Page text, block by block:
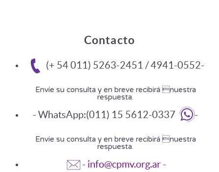
Contacto
(+ 54 011) 5263-2451 / 4941-0552-
Envíe su consulta y en breve recibirá nuestra
respuesta.
- WhatsApp:(011) 15 5612-0337 -
Envíe su consulta y en breve recibirá nuestra
respuesta.
- info@cpmv.org.ar-